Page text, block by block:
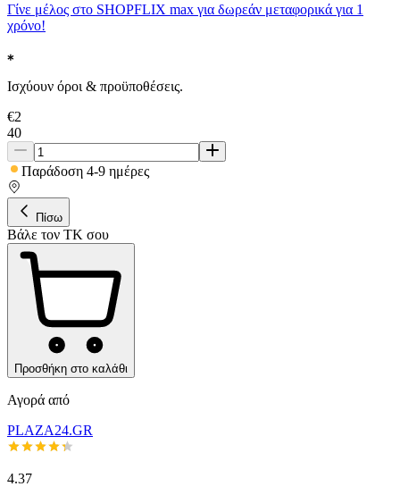
Γίνε μέλος στο SHOPFLIX max για δωρεάν μεταφορικά για 1
χρόνο!
Ισχύουν όροι & προϋποθέσεις.
€2
40
Παράδοση 4-9 ημέρες
Πίσω
Βάλε τον ΤΚ σου
Προσθήκη στο καλάθι
Αγορά από
PLAZA24.GR
4.37